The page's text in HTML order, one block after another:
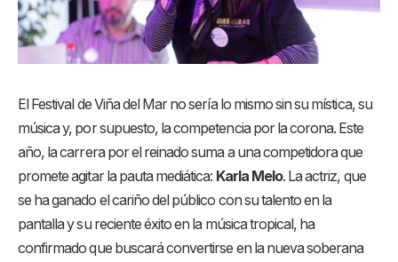
El Festival de Viña del Mar no sería lo mismo sin su mística, su
música y, por supuesto, la competencia por la corona. Este
año, la carrera por el reinado suma a una competidora que
promete agitar la pauta mediática: Karla Melo. La actriz, que
se ha ganado el cariño del público con su talento en la
pantalla y su reciente éxito en la música tropical, ha
confirmado que buscará convertirse en la nueva soberana